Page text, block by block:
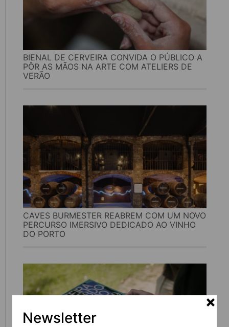
Newsletter
BIENAL DE CERVEIRA CONVIDA O PÚBLICO A
PÔR AS MÃOS NA ARTE COM ATELIERS DE
VERÃO
CAVES BURMESTER REABREM COM UM NOVO
PERCURSO IMERSIVO DEDICADO AO VINHO
DO PORTO